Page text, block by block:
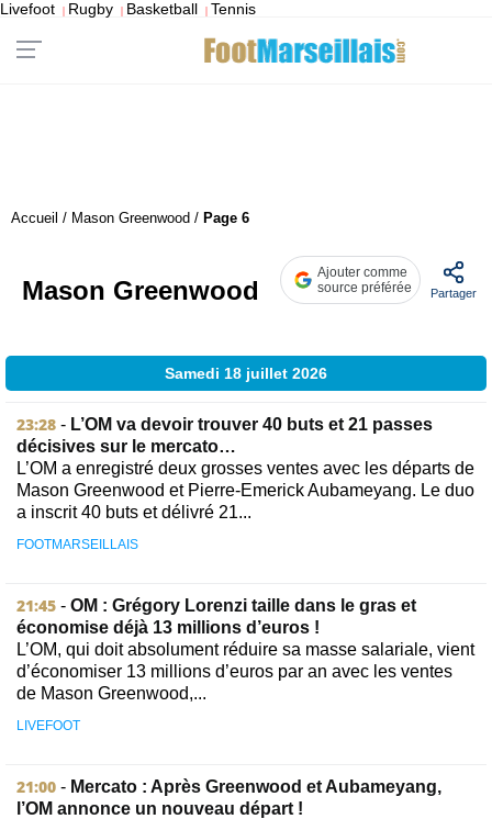
Livefoot | Rugby | Basketball | Tennis
Accueil / Mason Greenwood / Page 6
Mason Greenwood
Ajouter comme
source préférée
Partager
Samedi 18 juillet 2026
23:28 - L’OM va devoir trouver 40 buts et 21 passes
décisives sur le mercato…
L’OM a enregistré deux grosses ventes avec les départs de
Mason Greenwood et Pierre-Emerick Aubameyang. Le duo
a inscrit 40 buts et délivré 21...
FOOTMARSEILLAIS
21:45 - OM : Grégory Lorenzi taille dans le gras et
économise déjà 13 millions d’euros !
L’OM, qui doit absolument réduire sa masse salariale, vient
d’économiser 13 millions d’euros par an avec les ventes
de Mason Greenwood,...
LIVEFOOT
21:00 - Mercato : Après Greenwood et Aubameyang,
l’OM annonce un nouveau départ !